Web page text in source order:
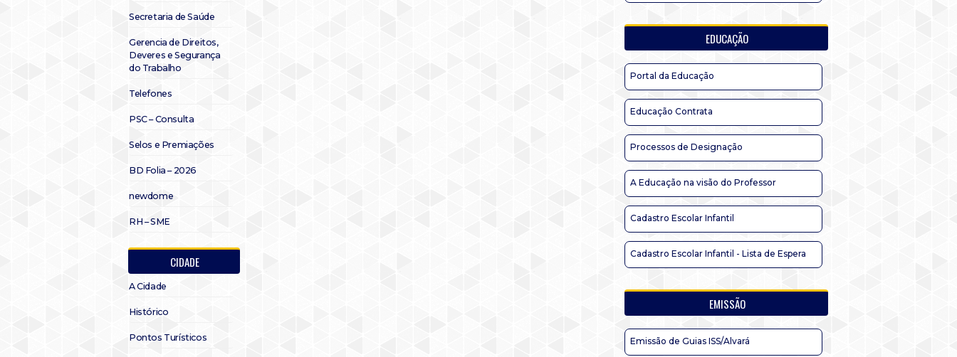
Secretaria de Saúde
Gerencia de Direitos,
Deveres e Segurança
do Trabalho
Telefones
PSC – Consulta
Selos e Premiações
BD Folia – 2026
newdome
RH – SME
CIDADE
A Cidade
Histórico
Pontos Turísticos
EDUCAÇÃO
Portal da Educação
Educação Contrata
Processos de Designação
A Educação na visão do Professor
Cadastro Escolar Infantil
Cadastro Escolar Infantil - Lista de Espera
EMISSÃO
Emissão de Guias ISS/Alvará